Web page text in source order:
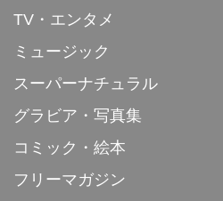
TV・エンタメ
ミュージック
スーパーナチュラル
グラビア・写真集
コミック・絵本
フリーマガジン